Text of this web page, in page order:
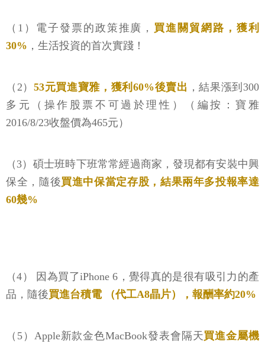
（1）電子發票的政策推廣， 買進關貿網路，獲利
30% ，生活投資的首次實踐！
（2） 53元買進寶雅，獲利60%後賣出 ，結果漲到300
多元（操作股票不可過於理性）（編按：寶雅
2016/8/23收盤價為465元）
（3）碩士班時下班常常經過商家，發現都有安裝中興
保全，隨後買進中保當定存股，結果兩年多投報率達
60幾%
（4） 因為買了iPhone 6，覺得真的是很有吸引力的產
品，隨後買進台積電 （代工A8晶片），報酬率約20%
（5）Apple新款金色MacBook發表會隔天買進金屬機